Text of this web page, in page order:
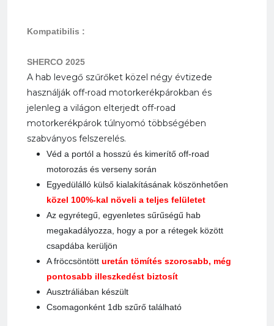
Kompatibilis :
SHERCO 2025
A hab levegő szűrőket közel négy évtizede
használják off-road motorkerékpárokban és
jelenleg a világon elterjedt off-road
motorkerékpárok túlnyomó többségében
szabványos felszerelés.
Véd a portól a hosszú és kimerítő off-road
motorozás és verseny során
Egyedülálló külső kialakításának köszönhetően
közel 100%-kal növeli a teljes felületet
Az egyrétegű, egyenletes sűrűségű hab
megakadályozza, hogy a por a rétegek között
csapdába kerüljön
A fröccsöntött uretán tömítés szorosabb, még
pontosabb illeszkedést biztosít
Ausztráliában készült
Csomagonként 1db szűrő található